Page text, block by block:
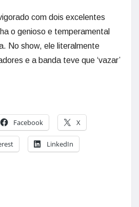
com dois excelentes
o genioso e temperamental
No show, ele literalmente
e a banda teve que ‘vazar’
Facebook X
LinkedIn